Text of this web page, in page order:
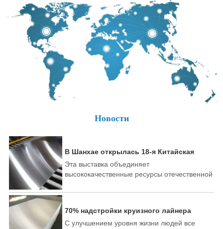
Новости
В Шанхае открылась 18-я Китайская
международная выставка алюминиевой
промышленности.
Эта выставка объединяет
высококачественные ресурсы отечественной
промышленности и терминалов, привлекая
промышленности и новичков со всего мира
для участия в выставке с новыми
70% надстройки круизного лайнера
может быть изготовлено из алюминия
С улучшением уровня жизни людей все